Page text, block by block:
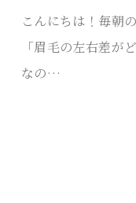
こんにちは！毎朝
「眉毛の左右差が
なの…